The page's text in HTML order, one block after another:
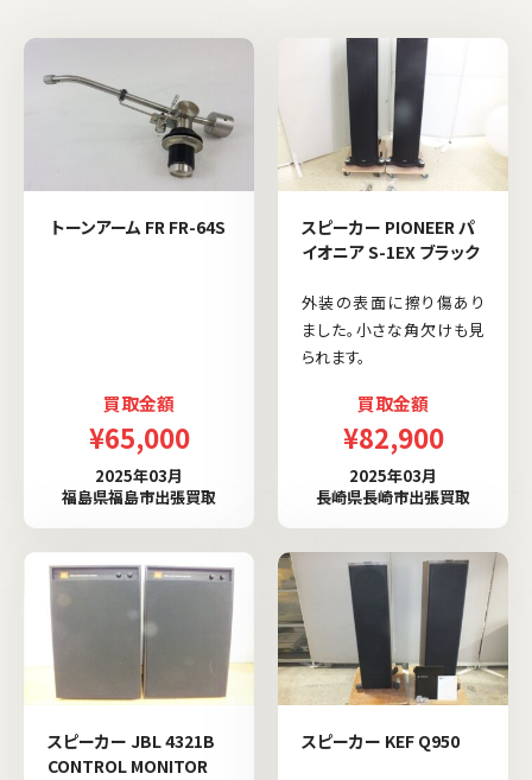
トーンアーム FR FR-64S
買取金額
¥65,000
2025年03月
福島県福島市出張買取
スピーカー PIONEER パ
イオニア S-1EX ブラック
外装の表面に擦り傷あり
ました。小さな角欠けも見
られます。
買取金額
¥82,900
2025年03月
長崎県長崎市出張買取
スピーカー JBL 4321B
CONTROL MONITOR
スピーカー KEF Q950